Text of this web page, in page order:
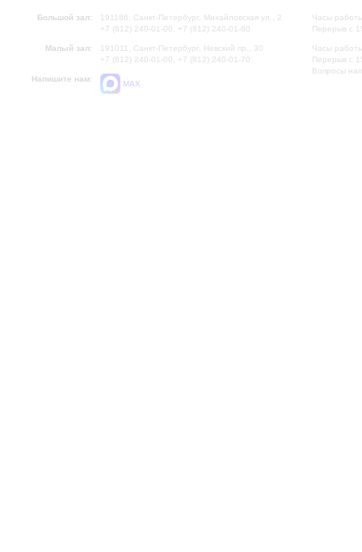
Большой зал:
191186, Санкт-Петербург, Михайловская ул., 2
+7 (812) 240-01-00, +7 (812) 240-01-80
Малый зал:
191011, Санкт-Петербург, Невский пр., 30
+7 (812) 240-01-00, +7 (812) 240-01-70
Напишите нам:
MAX
Часы
Перерыв с
Часы
Перерыв с
Вопросы